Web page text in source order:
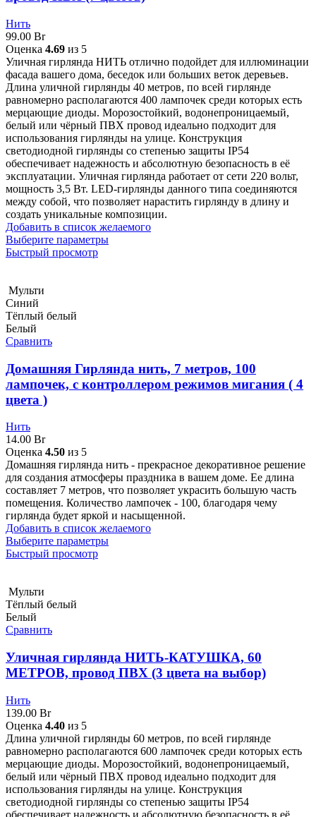
Нить
99.00 Br
Оценка 4.69 из 5
Уличная гирлянда НИТЬ отлично подойдет для иллюминации
фасада вашего дома, беседок или больших веток деревьев.
Длина уличной гирлянды 40 метров, по всей гирлянде
равномерно располагаются 400 лампочек среди которых есть
мерцающие диоды. Морозостойкий, водонепроницаемый,
белый или чёрный ПВХ провод идеально подходит для
использования гирлянды на улице. Конструкция
светодиодной гирлянды со степенью защиты IP54
обеспечивает надежность и абсолютную безопасность в её
эксплуатации. Уличная гирлянда работает от сети 220 вольт,
мощность 3,5 Вт. LED-гирлянды данного типа соединяются
между собой, что позволяет нарастить гирлянду в длину и
создать уникальные композиции.
Добавить в список желаемого
Выберите параметры
Быстрый просмотр
Мульти
Синий
Тёплый белый
Белый
Сравнить
Домашняя Гирлянда нить, 7 метров, 100
лампочек, с контроллером режимов мигания ( 4
цвета )
Нить
14.00 Br
Оценка 4.50 из 5
Домашняя гирлянда нить - прекрасное декоративное решение
для создания атмосферы праздника в вашем доме. Ее длина
составляет 7 метров, что позволяет украсить большую часть
помещения. Количество лампочек - 100, благодаря чему
гирлянда будет яркой и насыщенной.
Добавить в список желаемого
Выберите параметры
Быстрый просмотр
Мульти
Тёплый белый
Белый
Сравнить
Уличная гирлянда НИТЬ-КАТУШКА, 60
МЕТРОВ, провод ПВХ (3 цвета на выбор)
Нить
139.00 Br
Оценка 4.40 из 5
Длина уличной гирлянды 60 метров, по всей гирлянде
равномерно располагаются 600 лампочек среди которых есть
мерцающие диоды. Морозостойкий, водонепроницаемый,
белый или чёрный ПВХ провод идеально подходит для
использования гирлянды на улице. Конструкция
светодиодной гирлянды со степенью защиты IP54
обеспечивает надежность и абсолютную безопасность в её